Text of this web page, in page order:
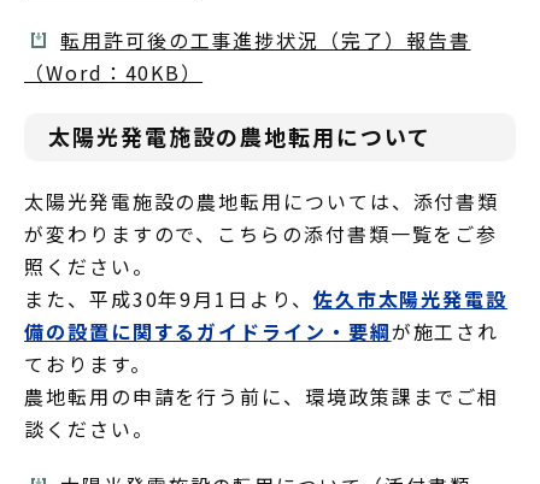
転用許可後の工事進捗状況（完了）報告書
（Word：40KB）
太陽光発電施設の農地転用について
太陽光発電施設の農地転用については、添付書類
が変わりますので、こちらの添付書類一覧をご参
照ください。
また、平成30年9月1日より、 佐久市太陽光発電設
備の設置に関するガイドライン・要綱が施工され
ております。
農地転用の申請を行う前に、環境政策課までご相
談ください。